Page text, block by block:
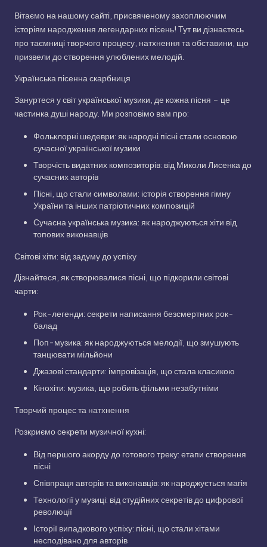
Вітаємо на нашому сайті, присвяченому захоплюючим
історіям народження легендарних пісень! Тут ви дізнаєтесь
про таємниці творчого процесу, натхнення та обставини, що
призвели до створення улюблених мелодій.
Українська пісенна скарбниця
Зануртеся у світ української музики, де кожна пісня – це
частинка душі народу. Ми розповімо вам про:
Фольклорні шедеври: як народні пісні стали основою
сучасної української музики
Творчість видатних композиторів: від Миколи Лисенка до
сучасних авторів
Пісні, що стали символами: історія створення гімну
України та інших патріотичних композицій
Сучасна українська музика: як народжуються хіти від
топових виконавців
Світові хіти: від задуму до успіху
Дізнайтеся, як створювалися пісні, що підкорили світові
чарти:
Рок-легенди: секрети написання безсмертних рок-
балад
Поп-музика: як народжуються мелодії, що змушують
танцювати мільйони
Джазові стандарти: імпровізація, що стала класикою
Кінохіти: музика, що робить фільми незабутніми
Творчий процес та натхнення
Розкриємо секрети музичної кухні:
Від першого акорду до готового треку: етапи створення
пісні
Співпраця авторів та виконавців: як народжується магія
Технології у музиці: від студійних секретів до цифрової
революції
Історії випадкового успіху: пісні, що стали хітами
несподівано для авторів